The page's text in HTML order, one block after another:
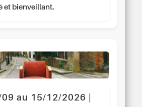
et bienveillant.
au 15/12/2026 |